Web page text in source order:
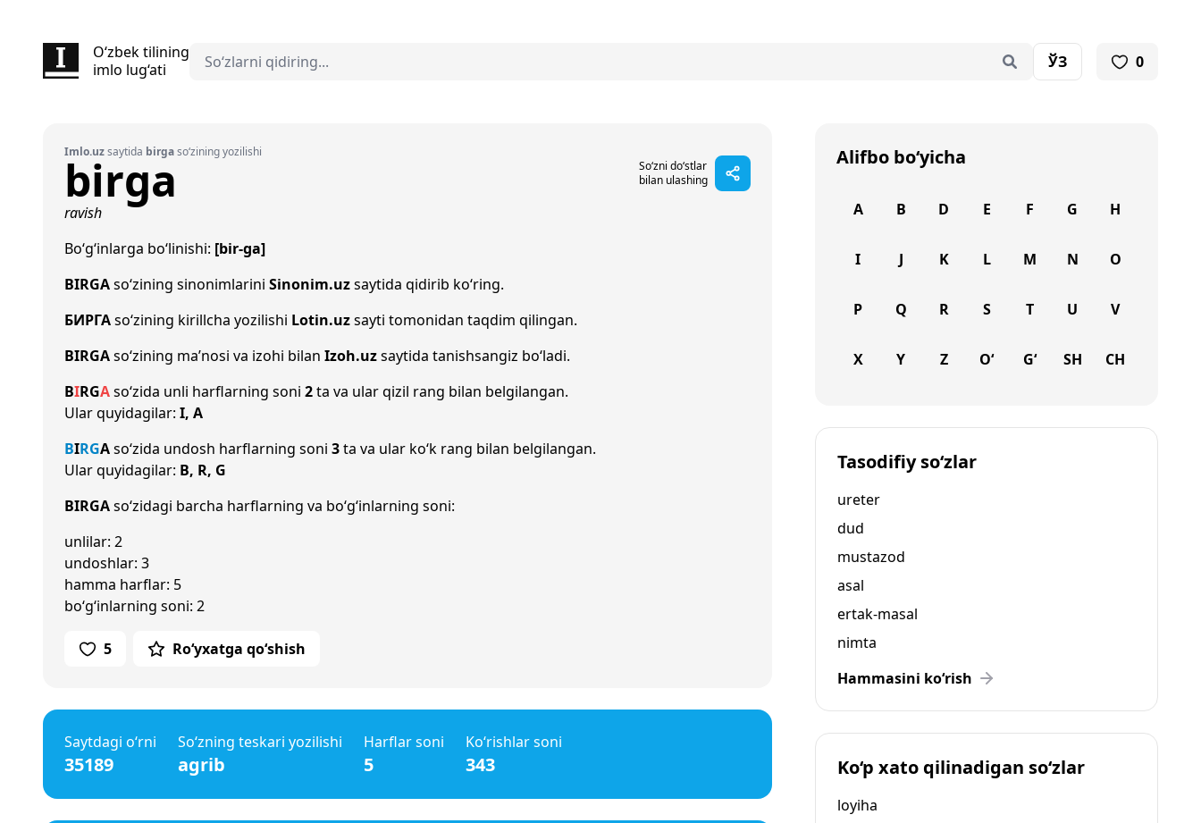
O‘zbek tilining
imlo lug‘ati
ЎЗ 0
Imlo.uzsaytida birgaso‘zining yozilishi
birga
So‘zni do‘stlar
bilan ulashing
ravish
Bo‘g‘inlarga bo‘linishi: [bir-ga]
BIRGAso‘zining sinonimlarini Sinonim.uzsaytida qidirib ko‘ring.
БИРГАso‘zining kirillcha yozilishi Lotin.uzsayti tomonidan taqdim qilingan.
BIRGAso‘zining ma’nosi va izohi bilan Izoh.uzsaytida tanishsangiz bo‘ladi.
BIRGAso‘zida unli harflarning soni 2ta va ular qizil rang bilan belgilangan.
Ular quyidagilar: I, A
BIRGAso‘zida undosh harflarning soni 3ta va ular ko‘k rang bilan belgilangan.
Ular quyidagilar: B, R, G
BIRGAso‘zidagi barcha harflarning va bo‘g‘inlarning soni:
unlilar: 2
undoshlar: 3
hamma harflar: 5
bo‘g‘inlarning soni: 2
5 Ro‘yxatga qo‘shish
Saytdagi o‘rni
35189
So‘zning teskari yozilishi
agrib
Harflar soni
5
Ko‘rishlar soni
343
Alifbo bo‘yicha
A B D E F G H
I J K L M N O
P Q R S T U V
X Y Z O‘ G‘ SH CH
Tasodifiy so‘zlar
ureter
dud
mustazod
asal
ertak-masal
nimta
Hammasini ko‘rish
Ko‘p xato qilinadigan so‘zlar
loyiha